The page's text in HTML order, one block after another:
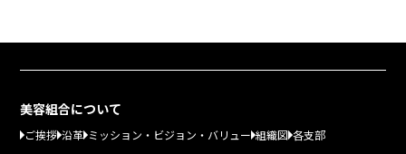
美容組合について
ご挨拶 沿革 ミッション・ビジョン・バリュー 組織図 各支部